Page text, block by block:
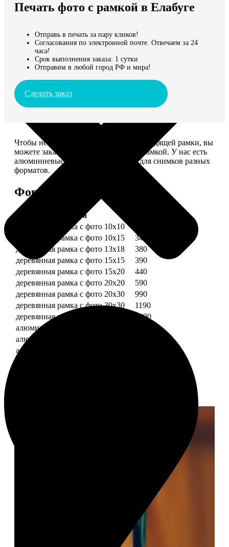
Мы доставляем по всему миру
Продолжить без города
Печать фото с рамкой в Елабуге
Отправь в печать за пару кликов!
Согласования по электронной почте. Отвечаем за 24
часа!
Срок выполнения заказа: 1 сутки
Отправим в любой город РФ и мира!
Сделать заказ
Чтобы не тратить время на поиск подходящей рамки, вы
можете заказать печать фото сразу с рамкой. У нас есть
алюминиевые и деревянные рамки для снимков разных
форматов.
Форматы и цены
Услуга
деревянная рамка с фото 10х10
деревянная рамка с фото 10х15
340
деревянная рамка с фото 13х18
380
деревянная рамка с фото 15х15
390
деревянная рамка с фото 15х20
440
деревянная рамка с фото 20х20
590
деревянная рамка с фото 20х30
990
деревянная рамка с фото 30х30
1190
деревянная рамка с фото 30х40
1490
алюминиевая рамка с фото 10х15
алюминиевая рамка с фото 20х30
алюминиевая рамка с фото 30х40